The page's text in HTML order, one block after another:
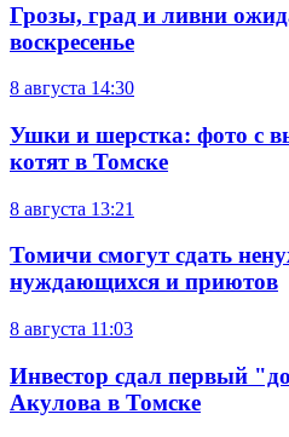
Грозы, град и ливни
воскресенье
8 августа 14:30
Ушки и шерстка: фото с
котят в Томске
8 августа 13:21
Томичи смогут сдать
нуждающихся и приютов
8 августа 11:03
Инвестор сдал первый
Акулова в Томске